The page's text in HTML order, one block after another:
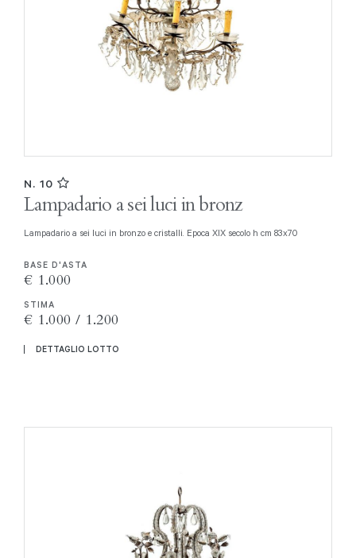
N. 10
Lampadario a sei luci in bronz
Lampadario a sei luci in bronzo e cristalli. Epoca XIX secolo h cm 83x70
BASE D'ASTA
€ 1.000
STIMA
€ 1.000 / 1.200
DETTAGLIO LOTTO